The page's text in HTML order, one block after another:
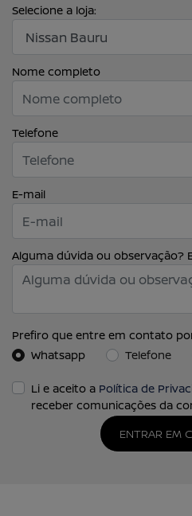
Selecione a loja:
Nome completo
Telefone
E-mail
Alguma dúvida ou observação?
Prefiro que entre em contato
Whatsapp
Telefone
Li e aceito a Política de
receber comunicações da
ENTRAR EM